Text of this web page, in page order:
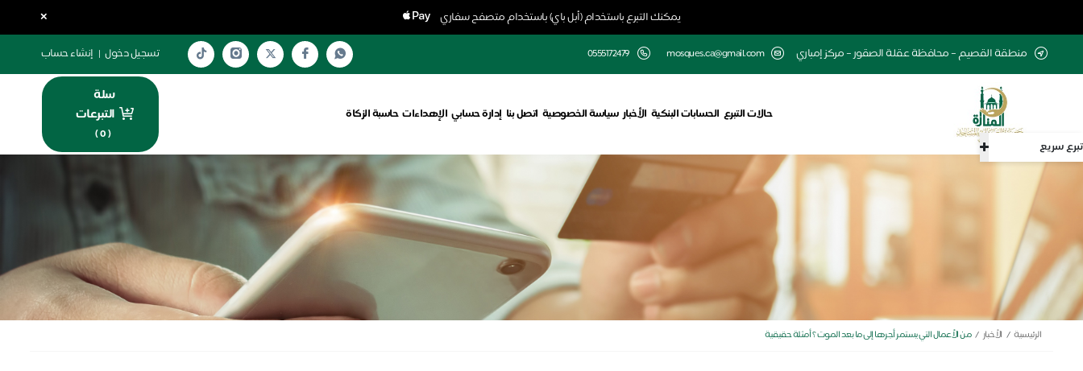
يمكنك التبرع باستخدام (أبل باي) باستخدام متصفح سفاري ×
تبرع سريع
منطقة القصيم – محافظة عقلة الصقور – مركز إمباري mosques.ca@gmail.com
0555172479 تسجيل دخول | إنشاء حساب
حالات التبرع الحسابات البنكية الأخبار سياسة الخصوصية اتصل بنا إدارة حسابي الإهداءات حاسبة الزكاة
سلة
التبرعات
(
0
)
الرئيسية الأخبار من الأعمال التي يستمر أجرها إلى ما بعد الموت​ ؟ أمثلة حقيقية